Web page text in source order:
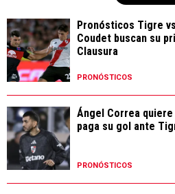
Pronósticos Tigre
Coudet buscan su
Clausura
PRONÓSTICOS
Ángel Correa
paga su gol ante
PRONÓSTICOS